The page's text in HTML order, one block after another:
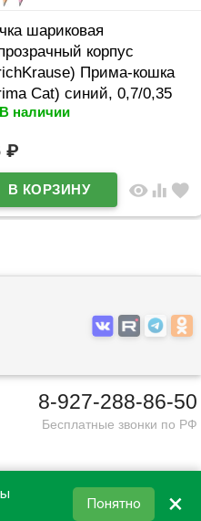
шариковая
корпус
Прима-кошка
Cat) синий, 0,7/0,35
(Ст.50)
наличии
₽
visibilityequalizerfavorite
8-927-288-86-50
Бесплатные звонки по РФ
Понятно ×